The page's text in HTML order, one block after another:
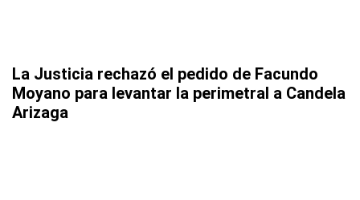
La Justicia rechazó el pedido de Facundo
Moyano para levantar la perimetral a Candela
Arizaga